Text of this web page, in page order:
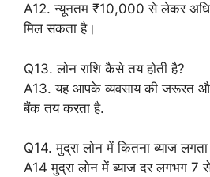
A12. न्यूनतम ₹10,000 से लेकर
मिल सकता है।
Q13. लोन राशि कैसे तय होती है?
A13. यह आपके व्यवसाय की जरूरत
बैंक तय करता है.
Q14. मुद्रा लोन में कितना ब्याज
A14 मुद्रा लोन में ब्याज दर लगभग 7